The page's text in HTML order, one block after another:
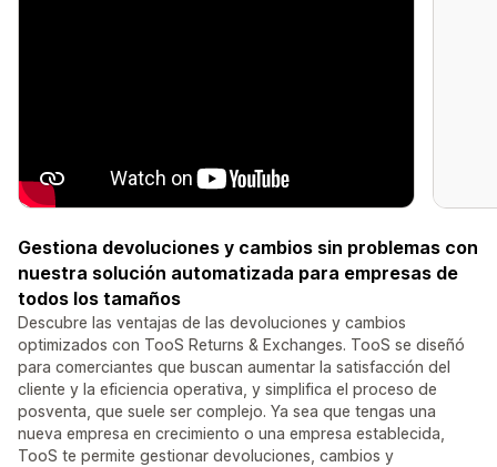
Gestiona devoluciones y cambios sin problemas con
nuestra solución automatizada para empresas de
todos los tamaños
Descubre las ventajas de las devoluciones y cambios
optimizados con TooS Returns & Exchanges. TooS se diseñó
para comerciantes que buscan aumentar la satisfacción del
cliente y la eficiencia operativa, y simplifica el proceso de
posventa, que suele ser complejo. Ya sea que tengas una
nueva empresa en crecimiento o una empresa establecida,
TooS te permite gestionar devoluciones, cambios y